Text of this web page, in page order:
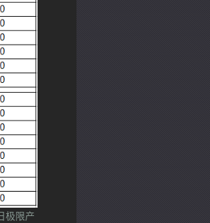
极限产